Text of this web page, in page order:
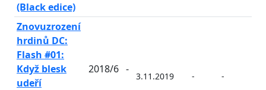
(Black edice)
Znovuzrození
hrdinů DC:
Flash #01:
Když blesk
udeří
2018/6 -
3.11.2019 - -